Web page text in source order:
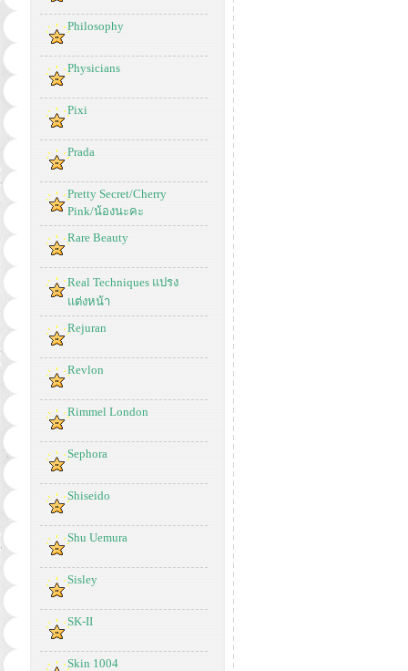
Philosophy
Physicians
Pixi
Prada
Pretty Secret/Cherry
Pink/น้องนะคะ
Rare Beauty
Real Techniques แปรง
แต่งหน้า
Rejuran
Revlon
Rimmel London
Sephora
Shiseido
Shu Uemura
Sisley
SK-II
Skin 1004